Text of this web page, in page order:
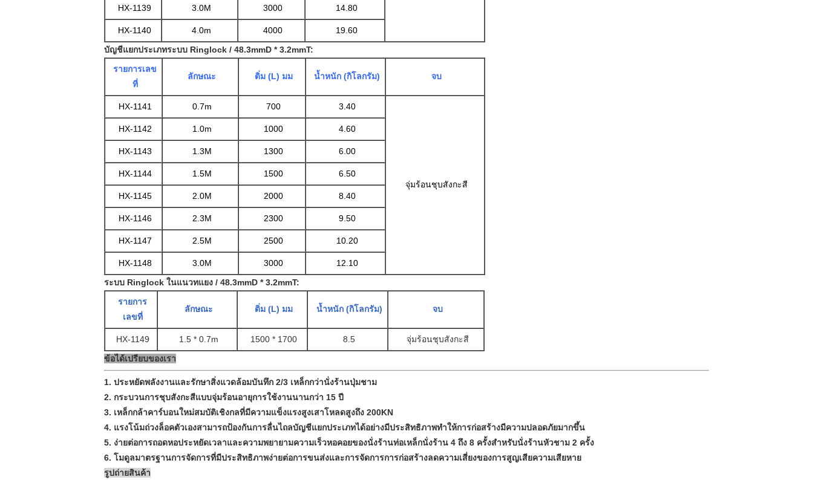
HX-1139 3.0M 3000 14.80
HX-1140 4.0m 4000
19.60
บัญชีแยกประเภทระบบ Ringlock / 48.3mmD * 3.2mmT:
รายการเลข
ที่
ลักษณะ ติ่ม (L) มม น้ำหนัก (กิโลกรัม) จบ
HX-1141 0.7m 700 3.40
จุ่มร้อนชุบสังกะสี
HX-1142 1.0m 1000 4.60
HX-1143 1.3M 1300 6.00
HX-1144 1.5M 1500 6.50
HX-1145 2.0M 2000 8.40
HX-1146 2.3M 2300 9.50
HX-1147 2.5M 2500 10.20
HX-1148 3.0M 3000
12.10
ระบบ Ringlock ในแนวทแยง / 48.3mmD * 3.2mmT:
รายการ
เลขที่
ลักษณะ ติ่ม (L) มม น้ำหนัก (กิโลกรัม) จบ
HX-1149 1.5 * 0.7m 1500 * 1700 8.5
จุ่มร้อนชุบสังกะสี
ข้อได้เปรียบของเรา
1. ประหยัดพลังงานและรักษาสิ่งแวดล้อมบันทึก 2/3 เหล็กกว่านั่งร้านปุ่มชาม
2. กระบวนการชุบสังกะสีแบบจุ่มร้อนอายุการใช้งานนานกว่า 15 ปี
3. เหล็กกล้าคาร์บอนใหม่สมบัติเชิงกลที่มีความแข็งแรงสูงเสาโหลดสูงถึง 200KN
4. แรงโน้มถ่วงล็อคตัวเองสามารถป้องกันการลื่นไถลบัญชีแยกประเภทได้อย่างมีประสิทธิภาพทำให้การก่อสร้างมีความปลอดภัยมากขึ้น
5. ง่ายต่อการถอดหอประหยัดเวลาและความพยายามความเร็วหอคอยของนั่งร้านท่อเหล็กนั่งร้าน 4 ถึง 8 ครั้งสำหรับนั่งร้านหัวชาม 2 ครั้ง
6. โมดูลมาตรฐานการจัดการที่มีประสิทธิภาพง่ายต่อการขนส่งและการจัดการการก่อสร้างลดความเสี่ยงของการสูญเสียความเสียหาย
รูปถ่ายสินค้า